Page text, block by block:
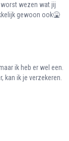
wezen wat jij
gewoon ook🤮
ik heb er wel een.
kan ik je verzekeren.